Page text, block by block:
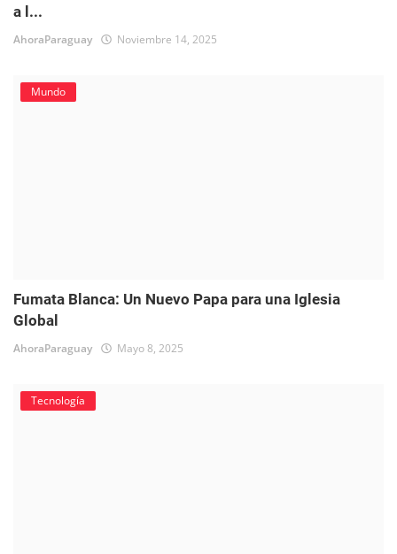
a l...
AhoraParaguay Noviembre 14, 2025
Mundo
Fumata Blanca: Un Nuevo Papa para una Iglesia
Global
AhoraParaguay Mayo 8, 2025
Tecnología